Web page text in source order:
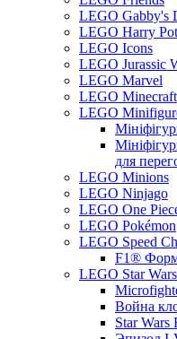
LEGO Gabby's
LEGO Harry
LEGO Icons
LEGO Jurassic
LEGO Marvel
LEGO Minecraft
LEGO
для
LEGO Minions
LEGO Ninjago
LEGO One
LEGO Pokémon
LEGO Speed
F1®
LEGO Star Wars
Война
Star Wars